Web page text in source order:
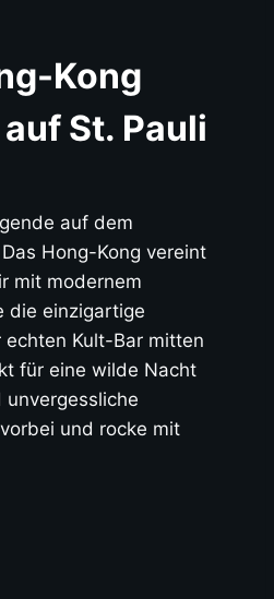
Kong
St. Pauli
auf dem
Hong-Kong vereint
mit modernem
die einzigartige
echten Kult-Bar mitten
für eine wilde Nacht
unvergessliche
und rocke mit